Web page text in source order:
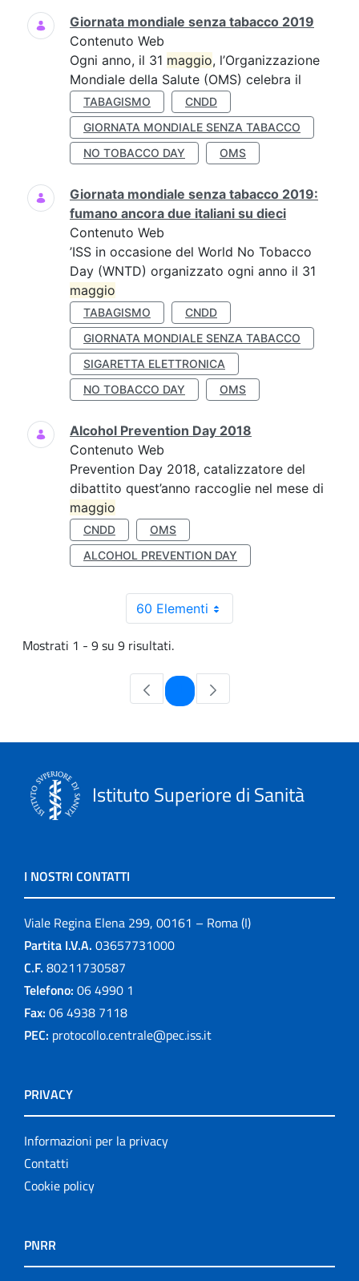
Giornata mondiale senza tabacco 2019
Contenuto Web
Ogni anno, il 31 maggio, l’Organizzazione
Mondiale della Salute (OMS) celebra il
TABAGISMO
CNDD
GIORNATA MONDIALE SENZA TABACCO
NO TOBACCO DAY
OMS
Giornata mondiale senza tabacco 2019:
fumano ancora due italiani su dieci
Contenuto Web
’ISS in occasione del World No Tobacco
Day (WNTD) organizzato ogni anno il 31
maggio
TABAGISMO
CNDD
GIORNATA MONDIALE SENZA TABACCO
SIGARETTA ELETTRONICA
NO TOBACCO DAY
OMS
Alcohol Prevention Day 2018
Contenuto Web
Prevention Day 2018, catalizzatore del
dibattito quest’anno raccoglie nel mese di
maggio
CNDD
OMS
ALCOHOL PREVENTION DAY
60 Elementi
Mostrati 1 - 9 su 9 risultati.
Pagina
Istituto Superiore di Sanità
I NOSTRI CONTATTI
Viale Regina Elena 299, 00161 – Roma (I)
Partita I.V.A. 03657731000
C.F. 80211730587
Telefono: 06 4990 1
Fax: 06 4938 7118
PEC: protocollo.centrale@pec.iss.it
PRIVACY
Informazioni per la privacy
Contatti
Cookie policy
PNRR